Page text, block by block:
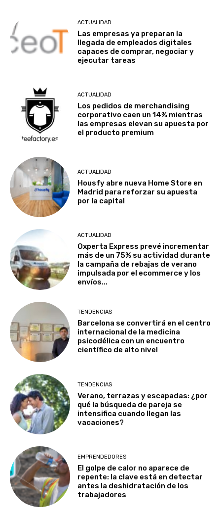
ACTUALIDAD
Las empresas ya preparan la
llegada de empleados digitales
capaces de comprar, negociar y
ejecutar tareas
ACTUALIDAD
Los pedidos de merchandising
corporativo caen un 14% mientras
las empresas elevan su apuesta por
el producto premium
ACTUALIDAD
Housfy abre nueva Home Store en
Madrid para reforzar su apuesta
por la capital
ACTUALIDAD
Oxperta Express prevé incrementar
más de un 75% su actividad durante
la campaña de rebajas de verano
impulsada por el ecommerce y los
envíos...
TENDENCIAS
Barcelona se convertirá en el centro
internacional de la medicina
psicodélica con un encuentro
científico de alto nivel
TENDENCIAS
Verano, terrazas y escapadas: ¿por
qué la búsqueda de pareja se
intensifica cuando llegan las
vacaciones?
EMPRENDEDORES
El golpe de calor no aparece de
repente: la clave está en detectar
antes la deshidratación de los
trabajadores